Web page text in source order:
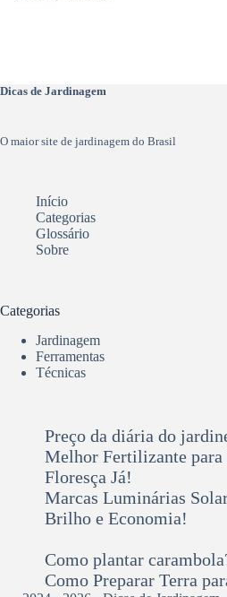
Dicas de Jardinagem
O maior site de jardinagem do Brasil
Início
Categorias
Glossário
Sobre
Categorias
Jardinagem
Ferramentas
Técnicas
Preço da diária do
Melhor Fertilizante para
Floresça Já!
Marcas Luminárias
Brilho e Economia!
Como plantar
Como Preparar Terra